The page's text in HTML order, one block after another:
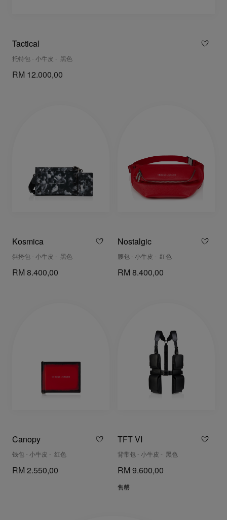
Tactical
托特包 - 小牛皮 - 黑色
RM 12.000,00
Kosmica
斜挎包 - 小牛皮 - 黑色
RM 8.400,00
Nostalgic
腰包 - 小牛皮 - 红色
RM 8.400,00
Canopy
钱包 - 小牛皮 - 红色
RM 2.550,00
TFT VI
背带包 - 小牛皮 - 黑色
RM 9.600,00
售罄